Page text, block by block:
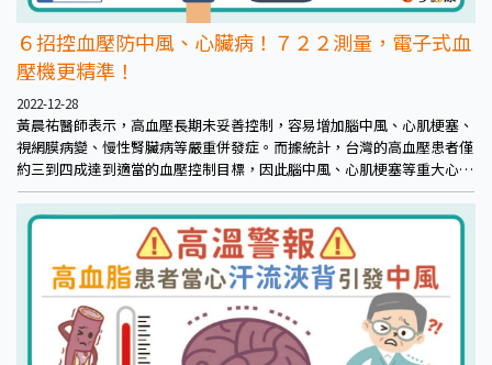
６招控血壓防中風、心臟病！７２２測量，電子式血
壓機更精準！
2022-12-28
黃晨祐醫師表示，高血壓長期未妥善控制，容易增加腦中風、心肌梗塞、
視網膜病變、慢性腎臟病等嚴重併發症。而據統計，台灣的高血壓患者僅
約三到四成達到適當的血壓控制目標，因此腦中風、心肌梗塞等重大心血
管事件仍舊蟬聯國人十大死因前三名。據研究，高血壓無法妥善控制達標
最重要的原因之一，就是民眾對於藥物的恐懼，導致難以遵照醫囑用藥，
包括擔心藥物副作用、得吃藥一輩子等。